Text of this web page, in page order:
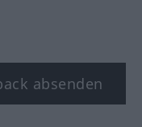
absenden